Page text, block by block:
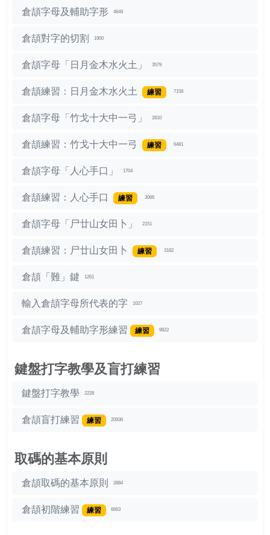
倉頡字母及輔助字形 4649
倉頡對字的切割 1900
倉頡字母「日月金木水火土」 3579
倉頡練習：日月金木水火土 練習 7158
倉頡字母「竹戈十大中一弓」 2810
倉頡練習：竹戈十大中一弓 練習 6481
倉頡字母「人心手口」 1704
倉頡練習：人心手口 練習 3066
倉頡字母「尸廿山女田卜」 2151
倉頡練習：尸廿山女田卜 練習 3182
倉頡「難」鍵 1261
輸入倉頡字母所代表的字 1027
倉頡字母及輔助字形練習 練習 9822
鍵盤打字教學及盲打練習
鍵盤打字教學 2228
倉頡盲打練習 練習 20936
取碼的基本原則
倉頡取碼的基本原則 2884
倉頡初階練習 練習 6663